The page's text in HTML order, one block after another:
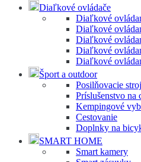
Diaľkové ovládače
Diaľkové
Diaľkové
Diaľkové
Diaľkové
Diaľkové
Šport a outdoor
Posilňovacie
Príslušenstvo na
Kempingové
Cestovanie
Doplnky na
SMART HOME
Smart kamery